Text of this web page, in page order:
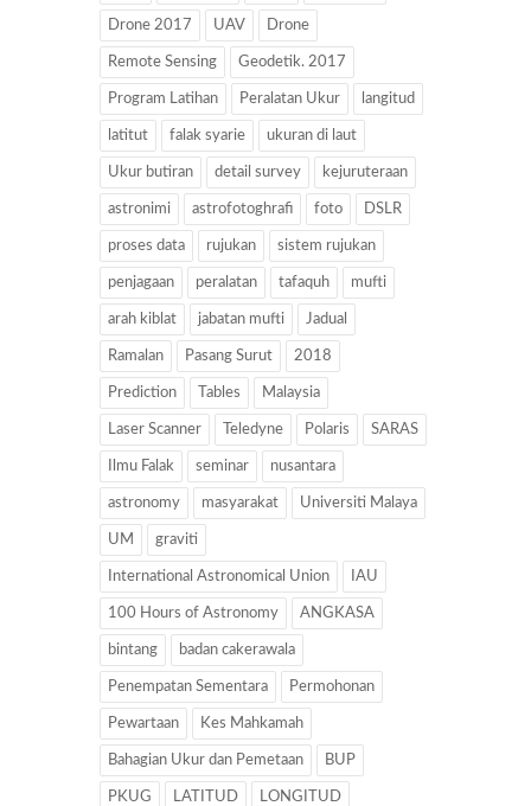
Drone 2017 UAV Drone
Remote Sensing Geodetik. 2017
Program Latihan Peralatan Ukur langitud
latitut falak syarie ukuran di laut
Ukur butiran detail survey kejuruteraan
astronimi astrofotoghrafi foto DSLR
proses data rujukan sistem rujukan
penjagaan peralatan tafaquh mufti
arah kiblat jabatan mufti Jadual
Ramalan Pasang Surut 2018
Prediction Tables Malaysia
Laser Scanner Teledyne Polaris SARAS
Ilmu Falak seminar nusantara
astronomy masyarakat Universiti Malaya
UM graviti
International Astronomical Union IAU
100 Hours of Astronomy ANGKASA
bintang badan cakerawala
Penempatan Sementara Permohonan
Pewartaan Kes Mahkamah
Bahagian Ukur dan Pemetaan BUP
PKUG LATITUD LONGITUD